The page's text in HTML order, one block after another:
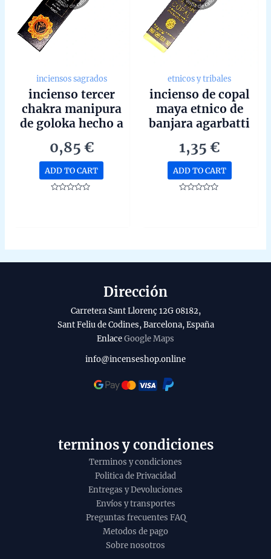
inciensos sagrados
incienso tercer
chakra manipura
de goloka hecho a
unidad de 15g
0,85 €
ADD TO CART
etnicos y tribales
incienso de copal
maya etnico de
banjara agarbatti
mano unidad de
15g
1,35€
ADD TO CART
Dirección
Carretera Sant Llorenç 12G 08182,
Sant Feliu de Codines, Barcelona, España
EnlaceGoogle Maps
info@incenseshop.online
terminos y condiciones
Terminos y condiciones
Politica de Privacidad
Entregas y Devoluciones
Envíos y transportes
Preguntas frecuentes FAQ
Metodos de pago
Sobre nosotros